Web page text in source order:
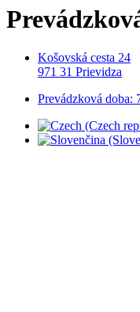
Košovská cesta 24
971 31 Prievidza
Prevádzková doba: